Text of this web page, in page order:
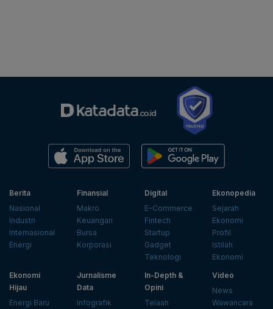
Berita
Nasional
Industri
Internasional
Energi
Finansial
Makro
Keuangan
Bursa
Korporasi
Digital
E-Commerce
Fintech
Startup
Gadget
Teknologi
Ekonopedia
Sejarah
Ekonomi
Profil
Istilah
Ekonomi
Ekonomi
Hijau
Energi Baru
Jurnalisme
Data
Infografik
In-Depth &
Opini
Telaah
Video
News
Wawancara